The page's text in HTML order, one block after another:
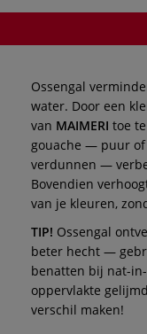
Ossengal
water. Door een
van MAIMERI toe
gouache — puur
verdunnen —
Bovendien
van je kleuren,
TIP! Ossengal
beter hecht —
benatten bij nat-
oppervlakte
verschil maken!